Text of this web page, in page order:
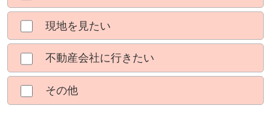
現地を見たい
不動産会社に行きたい
その他